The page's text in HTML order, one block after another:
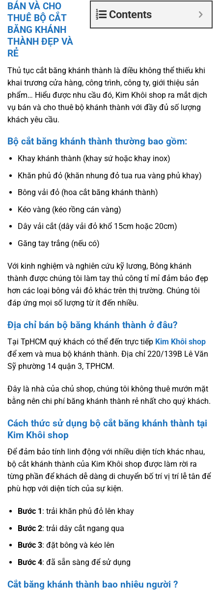
Contents
BÁN VÀ CHO
THUÊ BỘ CẮT
BĂNG KHÁNH
THÀNH ĐẸP VÀ
RẺ
Thủ tục cắt băng khánh thành là điều không thể thiếu khi
khai trương cửa hàng, công trình, công ty, giới thiệu sản
phẩm… Hiểu được nhu cầu đó, Kim Khôi shop ra mắt dịch
vụ bán và cho thuê bộ khánh thành với đầy đủ số lượng
khách yêu cầu.
Bộ cắt băng khánh thành thường bao gồm:
Khay khánh thành (khay sứ hoặc khay inox)
Khăn phủ đỏ (khăn nhung đỏ tua rua vàng phủ khay)
Bông vải đỏ (hoa cắt băng khánh thành)
Kéo vàng (kéo rồng cán vàng)
Dây vải cắt (dây vải đỏ khổ 15cm hoặc 20cm)
Găng tay trắng (nếu có)
Với kinh nghiệm và nghiên cứu kỹ lương, Bông khánh
thành được chúng tôi làm tay thủ công tỉ mỉ đảm bảo đẹp
hơn các loại bông vải đỏ khác trên thị trường. Chúng tôi
đáp ứng mọi số lượng từ ít đến nhiều.
Địa chỉ bán bộ băng khánh thành ở đâu?
Tại TpHCM quý khách có thể đến trực tiếp Kim Khôi shop
để xem và mua bộ khánh thành. Địa chỉ 220/139B Lê Văn
Sỹ phường 14 quận 3, TPHCM.
Đây là nhà của chủ shop, chúng tôi không thuê mướn mặt
bằng nên chi phí băng khánh thành rẻ nhất cho quý khách.
Cách thức sử dụng bộ cắt băng khánh thành tại
Kim Khôi shop
Để đảm bảo tính linh động với nhiều diện tích khác nhau,
bộ cắt khánh thành của Kim Khôi shop được làm rời ra
từng phần để khách dễ dàng di chuyển bố trí vị trí lễ tân để
phù hợp với diện tích của sự kiện.
Bước 1 : trải khăn phủ đỏ lên khay
Bước 2: trải dây cắt ngang qua
Bước 3: đặt bông và kéo lên
Bước 4: đã sẵn sàng để sử dụng
Cắt băng khánh thành bao nhiêu người ?